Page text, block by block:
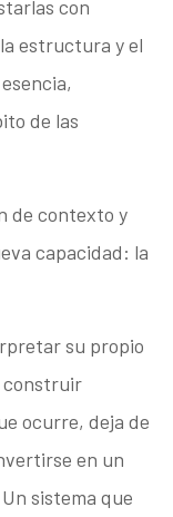
con
estructura y el
de las
de contexto y
capacidad: la
su propio
construir
ocurre, deja de
en un
sistema que